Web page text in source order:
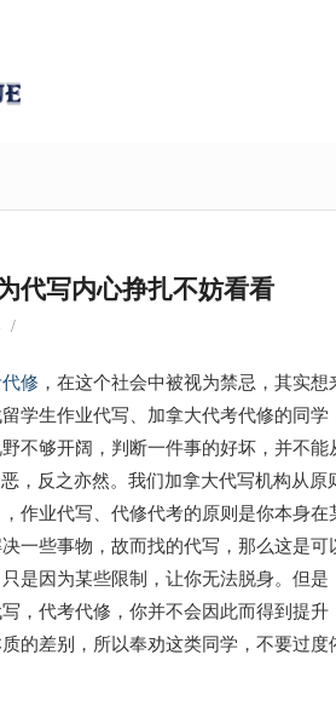
代写内心挣扎不妨看看
/
代修 ，在这个社会中被视为禁忌，其实
学生作业代写、加拿大代考代修的同
不够开阔，判断一件事的好坏，并不
，反之亦然。我们加拿大代写机构从
作业代写、代修代考的原则是你本身
一些事物，故而找的代写，那么这是
是因为某些限制，让你无法脱身。但
，代考代修，你并不会因此而得到提
的差别，所以奉劝这类同学，不要过